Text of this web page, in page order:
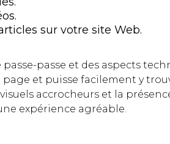
sur votre site Web.
passe et des aspects
et puisse facilement y
accrocheurs et la
expérience agréable.